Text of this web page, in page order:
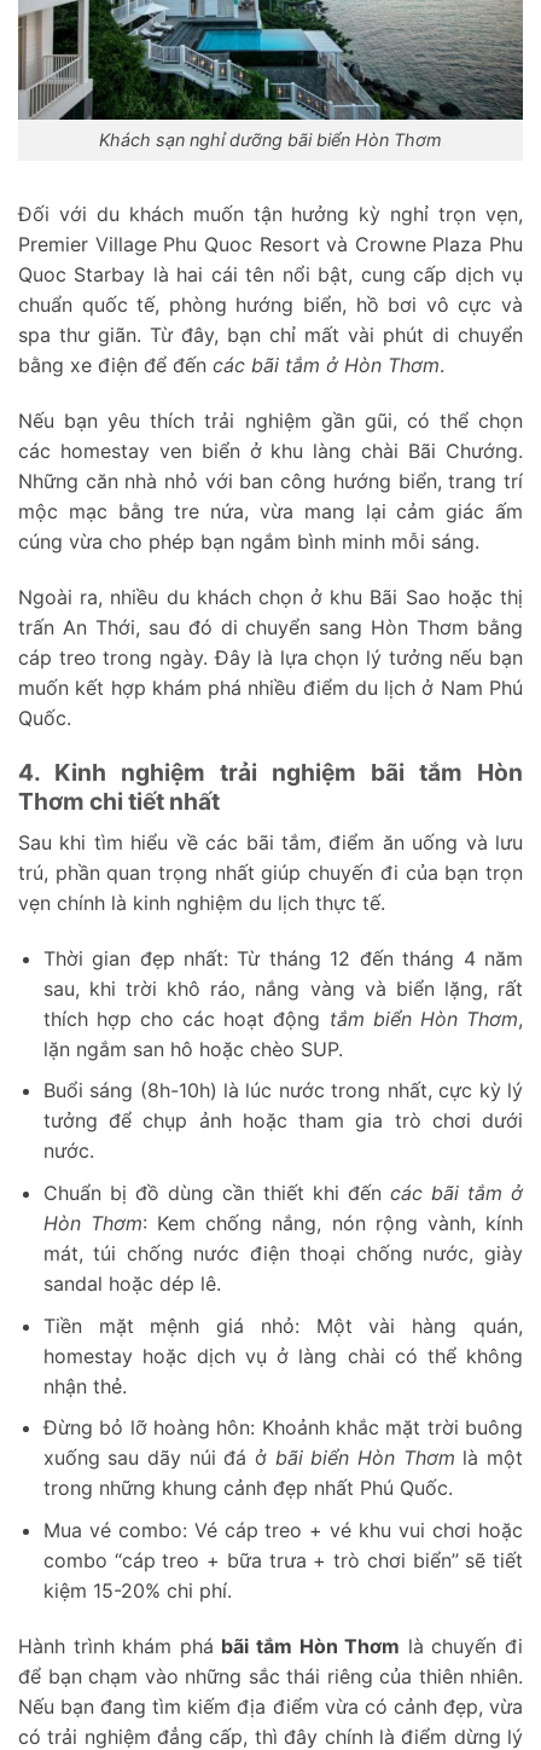
Khách sạn nghỉ dưỡng bãi biển Hòn Thơm
Đối với du khách muốn tận hưởng kỳ nghỉ trọn vẹn,
Premier Village Phu Quoc Resort và Crowne Plaza Phu
Quoc Starbay là hai cái tên nổi bật, cung cấp dịch vụ
chuẩn quốc tế, phòng hướng biển, hồ bơi vô cực và
spa thư giãn. Từ đây, bạn chỉ mất vài phút di chuyển
bằng xe điện để đến các bãi tắm ở Hòn Thơm.
Nếu bạn yêu thích trải nghiệm gần gũi, có thể chọn
các homestay ven biển ở khu làng chài Bãi Chướng.
Những căn nhà nhỏ với ban công hướng biển, trang trí
mộc mạc bằng tre nứa, vừa mang lại cảm giác ấm
cúng vừa cho phép bạn ngắm bình minh mỗi sáng.
Ngoài ra, nhiều du khách chọn ở khu Bãi Sao hoặc thị
trấn An Thới, sau đó di chuyển sang Hòn Thơm bằng
cáp treo trong ngày. Đây là lựa chọn lý tưởng nếu bạn
muốn kết hợp khám phá nhiều điểm du lịch ở Nam Phú
Quốc.
4. Kinh nghiệm trải nghiệm bãi tắm Hòn
Thơm chi tiết nhất
Sau khi tìm hiểu về các bãi tắm, điểm ăn uống và lưu
trú, phần quan trọng nhất giúp chuyến đi của bạn trọn
vẹn chính là kinh nghiệm du lịch thực tế.
Thời gian đẹp nhất: Từ tháng 12 đến tháng 4 năm
sau, khi trời khô ráo, nắng vàng và biển lặng, rất
thích hợp cho các hoạt động tắm biển Hòn Thơm,
lặn ngắm san hô hoặc chèo SUP.
Buổi sáng (8h-10h) là lúc nước trong nhất, cực kỳ lý
tưởng để chụp ảnh hoặc tham gia trò chơi dưới
nước.
Chuẩn bị đồ dùng cần thiết khi đến các bãi tắm ở
Hòn Thơm: Kem chống nắng, nón rộng vành, kính
mát, túi chống nước điện thoại chống nước, giày
sandal hoặc dép lê.
Tiền mặt mệnh giá nhỏ: Một vài hàng quán,
homestay hoặc dịch vụ ở làng chài có thể không
nhận thẻ.
Đừng bỏ lỡ hoàng hôn: Khoảnh khắc mặt trời buông
xuống sau dãy núi đá ở bãi biển Hòn Thơm là một
trong những khung cảnh đẹp nhất Phú Quốc.
Mua vé combo: Vé cáp treo + vé khu vui chơi hoặc
combo “cáp treo + bữa trưa + trò chơi biển” sẽ tiết
kiệm 15-20% chi phí.
Hành trình khám phá bãi tắm Hòn Thơm là chuyến đi
để bạn chạm vào những sắc thái riêng của thiên nhiên.
Nếu bạn đang tìm kiếm địa điểm vừa có cảnh đẹp, vừa
có trải nghiệm đẳng cấp, thì đây chính là điểm dừng lý